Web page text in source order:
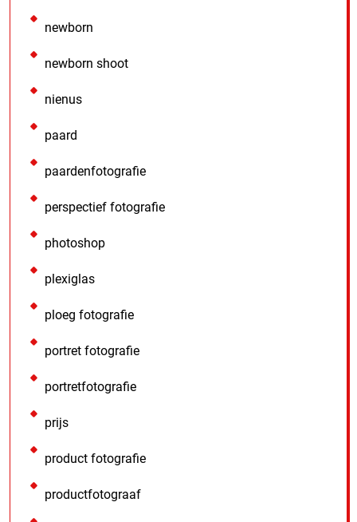
newborn
newborn shoot
nienus
paard
paardenfotografie
perspectief fotografie
photoshop
plexiglas
ploeg fotografie
portret fotografie
portretfotografie
prijs
product fotografie
productfotograaf